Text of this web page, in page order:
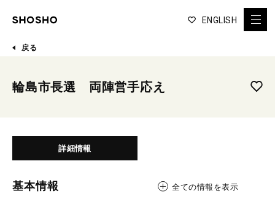
ENGLISH
戻る
輪島市長選 両陣営手応え
詳細情報
基本情報 全ての情報を表示